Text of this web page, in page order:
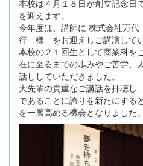
本校は４月１８日が創立記念日
を迎えます。
今年度は、講師に 株式会社万
行 様 をお迎えしご講演してい
本校の２１回生として商業科を
在に至るまでの歩みやご苦労、
話ししていただきました。
大先輩の貴重なご講話を拝聴し
であることに誇りを新たにする
を一層高める機会となりました。